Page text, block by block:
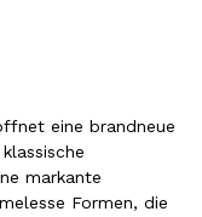
eine brandneue
markante
Formen, die